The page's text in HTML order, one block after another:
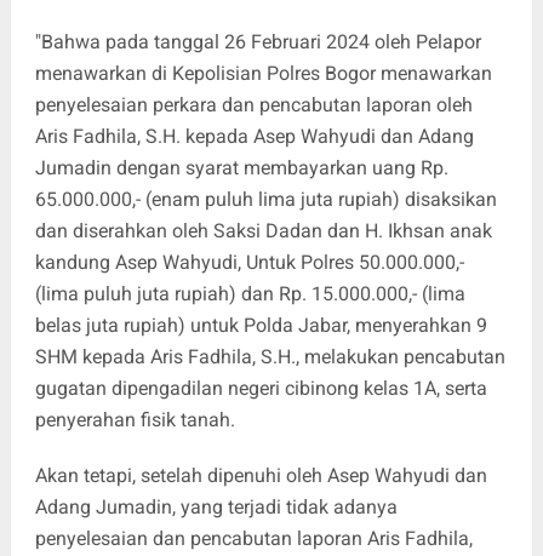
"Bahwa pada tanggal 26 Februari 2024 oleh Pelapor
menawarkan di Kepolisian Polres Bogor menawarkan
penyelesaian perkara dan pencabutan laporan oleh
Aris Fadhila, S.H. kepada Asep Wahyudi dan Adang
Jumadin dengan syarat membayarkan uang Rp.
65.000.000,- (enam puluh lima juta rupiah) disaksikan
dan diserahkan oleh Saksi Dadan dan H. Ikhsan anak
kandung Asep Wahyudi, Untuk Polres 50.000.000,-
(lima puluh juta rupiah) dan Rp. 15.000.000,- (lima
belas juta rupiah) untuk Polda Jabar, menyerahkan 9
SHM kepada Aris Fadhila, S.H., melakukan pencabutan
gugatan dipengadilan negeri cibinong kelas 1A, serta
penyerahan fisik tanah.
Akan tetapi, setelah dipenuhi oleh Asep Wahyudi dan
Adang Jumadin, yang terjadi tidak adanya
penyelesaian dan pencabutan laporan Aris Fadhila,